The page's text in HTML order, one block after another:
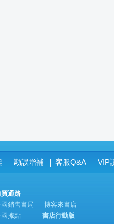
勘誤增補 客服Q&A VIP
買通路
國銷售書局
博客來書店
國據點
書店行動版